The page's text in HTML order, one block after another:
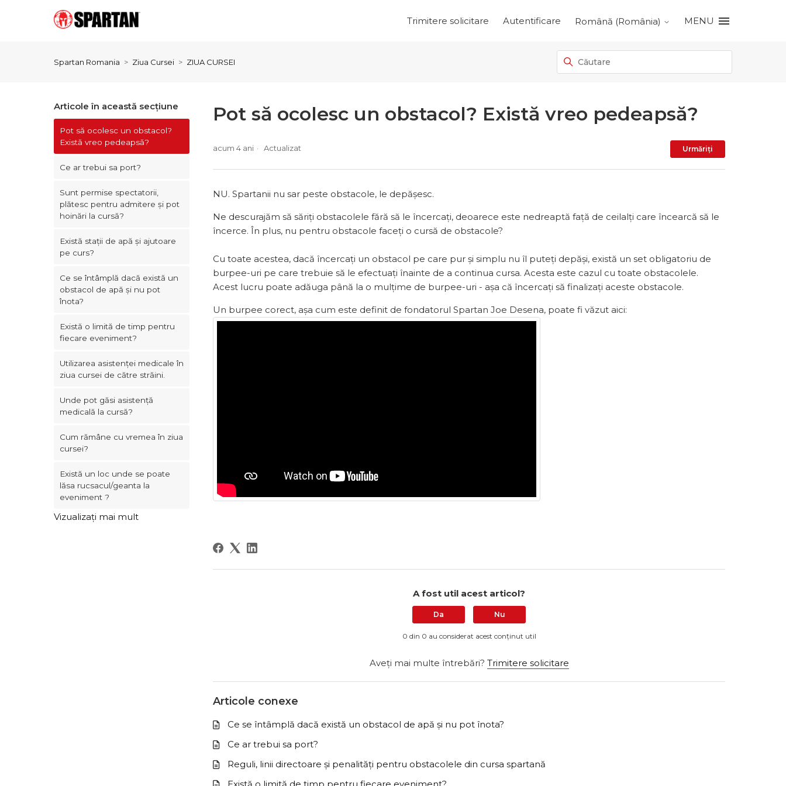
Trimitere solicitare Autentificare Română (România) MENU
Spartan Romania Ziua Cursei ZIUA CURSEI
Articole în această secțiune
Pot să ocolesc un obstacol?
Există vreo pedeapsă?
Ce ar trebui sa port?
Sunt permise spectatorii,
plătesc pentru admitere și pot
hoinări la cursă?
Există stații de apă și ajutoare
pe curs?
Ce se întâmplă dacă există un
obstacol de apă și nu pot
înota?
Există o limită de timp pentru
fiecare eveniment?
Utilizarea asistenței medicale în
ziua cursei de către străini.
Unde pot găsi asistență
medicală la cursă?
Cum rămâne cu vremea în ziua
cursei?
Există un loc unde se poate
lăsa rucsacul/geanta la
eveniment ?
Vizualizați mai mult
Pot să ocolesc un obstacol? Există vreo pedeapsă?
acum 4 ani Actualizat Urmăriți
NU. Spartanii nu sar peste obstacole, le depășesc.
Ne descurajăm să săriți obstacolele fără să le încercați, deoarece este nedreaptă față de ceilalți care încearcă să le
încerce. În plus, nu pentru obstacole faceți o cursă de obstacole?
Cu toate acestea, dacă încercați un obstacol pe care pur și simplu nu îl puteți depăși, există un set obligatoriu de
burpee-uri pe care trebuie să le efectuați înainte de a continua cursa. Acesta este cazul cu toate obstacolele.
Acest lucru poate adăuga până la o mulțime de burpee-uri - așa că încercați să finalizați aceste obstacole.
Un burpee corect, așa cum este definit de fondatorul Spartan Joe Desena, poate fi văzut aici:
A fost util acest articol?
Da Nu
0 din 0 au considerat acest conținut util
Aveți mai multe întrebări? Trimitere solicitare
Articole conexe
Ce se întâmplă dacă există un obstacol de apă și nu pot înota?
Ce ar trebui sa port?
Reguli, linii directoare și penalități pentru obstacolele din cursa spartană
Există o limită de timp pentru fiecare eveniment?